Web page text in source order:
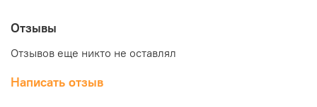
1Marka Medea 150*70 прямоугольная по отличной цене
можно в нашем интернет-магазине "КубикСтрой".
Отзывы
Отзывов еще никто не оставлял
Написать отзыв